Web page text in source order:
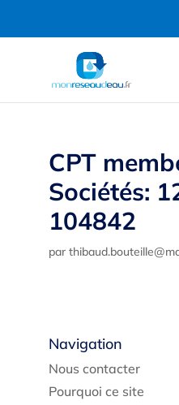
CPT
Sociétés:
104842
par
Navigation
Nous contacter
Pourquoi ce site